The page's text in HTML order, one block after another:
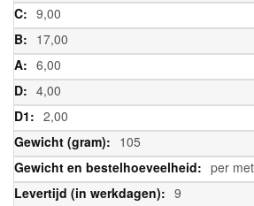
9,00
17,00
6,00
4,00
2,00
105
per
9